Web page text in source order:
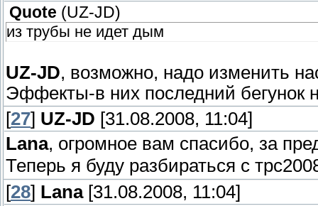
Quote (UZ-JD)
из трубы не идет дым
UZ-JD, возможно, надо изменить
Эффекты-в них последний бегунок
[27] UZ-JD [31.08.2008, 11:04]
Lana, огромное вам спасибо, за
Теперь я буду разбираться с
[28] Lana[31.08.2008, 11:04]